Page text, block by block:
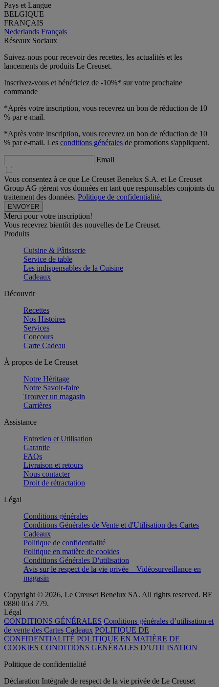
Pays et Langue
BELGIQUE
FRANÇAIS
Nederlands Français
Réseaux Sociaux
Suivez-nous pour recevoir des recettes, les actualités et les
lancements de produits Le Creuset.
Inscrivez-vous et bénéficiez de -10%* sur votre prochaine
commande
*Après votre inscription, vous recevrez un bon de réduction de 10
% par e-mail.
*Après votre inscription, vous recevrez un bon de réduction de 10
% par e-mail. Les conditions générales de promotions s'appliquent.
Email
Vous consentez à ce que Le Creuset Benelux S.A. et Le Creuset
Group AG gèrent vos données en tant que responsables conjoints du
traitement des données. Politique de confidentialité.
Merci pour votre inscription!
Vous recevrez bientôt des nouvelles de Le Creuset.
Produits
Cuisine & Pâtisserie
Service de table
Les indispensables de la Cuisine
Cadeaux
Découvrir
Recettes
Nos Histoires
Services
Concours
Carte Cadeau
À propos de Le Creuset
Notre Héritage
Notre Savoir-faire
Trouver un magasin
Carrières
Assistance
Entretien et Utilisation
Garantie
FAQs
Livraison et retours
Nous contacter
Droit de rétractation
Légal
Conditions générales
Conditions Générales de Vente et d'Utilisation des Cartes
Cadeaux
Politique de confidentialité
Politique en matière de cookies
Conditions Générales D'utilisation
Avis sur le respect de la vie privée – Vidéosurveillance en
magasin
Copyright © 2026, Le Creuset Benelux SA. All rights reserved. BE
0880 053 779.
Légal
CONDITIONS GÉNÉRALES Conditions générales d’utilisation et
de vente des Cartes Cadeaux POLITIQUE DE
CONFIDENTIALITÉ POLITIQUE EN MATIÈRE DE
COOKIES CONDITIONS GÉNÉRALES D’UTILISATION
Politique de confidentialité
Déclaration Intégrale de respect de la vie privée de Le Creuset